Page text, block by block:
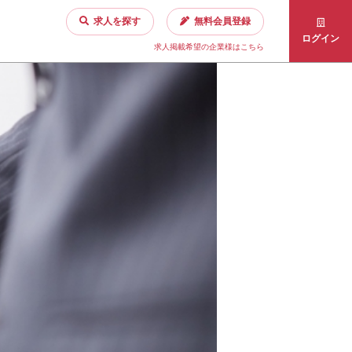
求人を探す 無料会員登録
求人掲載希望の企業様はこちら
ログイン